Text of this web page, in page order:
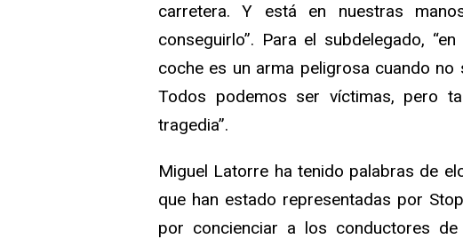
carretera. Y está en nuestras
conseguirlo”. Para el subdelegado,
coche es un arma peligrosa cuando
Todos podemos ser víctimas, pero
tragedia”.
Miguel Latorre ha tenido palabras de
que han estado representadas por
por concienciar a los conductores